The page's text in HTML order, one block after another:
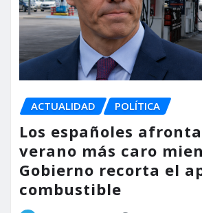
ACTUALIDAD POLÍTICA
Los españoles
verano más caro
Gobierno recorta el
combustible